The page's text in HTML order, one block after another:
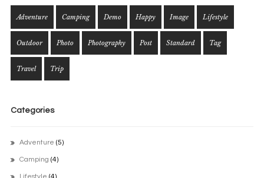
Adventure Camping Demo Happy Image Lifestyle
Outdoor Photo Photography Post Standard Tag
Travel Trip
Categories
Adventure (5)
Camping (4)